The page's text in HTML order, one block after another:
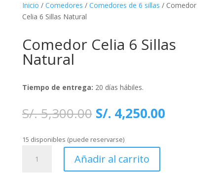
Inicio / Comedores / Comedores de 6 sillas / Comedor
Celia 6 Sillas Natural
Comedor Celia 6 Sillas
Natural
Tiempo de entrega: 20 días hábiles.
S/.5,300.00 El
precio
original
era:
S/. 5,300.00.
S/. 4,250.00El
15 disponibles (puede reservarse)
Añadir al carrito